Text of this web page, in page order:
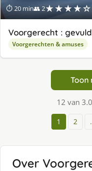
⏱ 20 min👥 2★★★★☆
Voorgerecht :
Voorgerechten & amuses
Toon
12 van
1 2
Over